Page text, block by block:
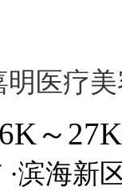
医疗
～27K
·滨海新